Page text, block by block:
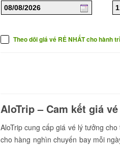
Theo dõi giá vé RẺ NHẤT cho hành
AloTrip – Cam kết giá
AloTrip cung cấp giá vé lý tưởng
cho hàng nghìn chuyến bay mỗi